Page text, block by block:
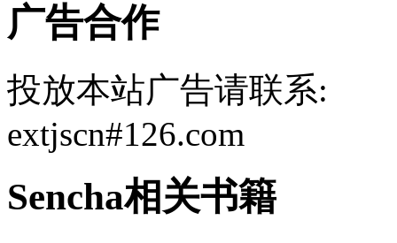
广告合作
投放本站广告请联系:
extjscn#126.com
Sencha相关书籍